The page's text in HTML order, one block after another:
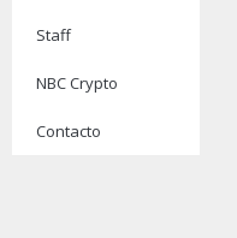
Staff
NBC Crypto
Contacto